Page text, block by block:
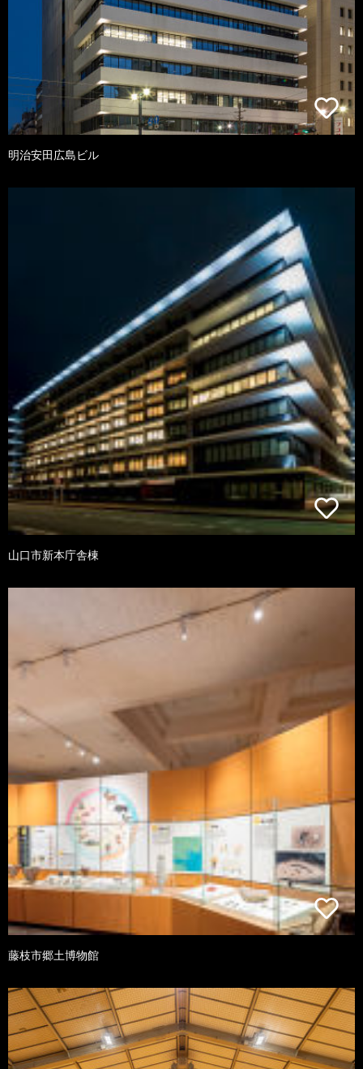
明治安田広島ビル
山口市新本庁舎棟
藤枝市郷土博物館